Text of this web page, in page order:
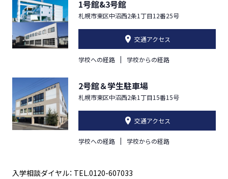
1号館&3号館
札幌市東区中沼西2条1丁目12番25号
交通アクセス
学校への経路 学校からの経路
2号館＆学生駐車場
札幌市東区中沼西2条1丁目15番15号
交通アクセス
学校への経路 学校からの経路
入学相談ダイヤル： TEL.0120-607033